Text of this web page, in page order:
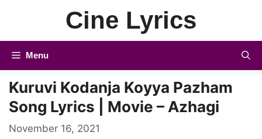
Cine Lyrics
Menu
Kuruvi Kodanja Koyya Pazham
Song Lyrics | Movie – Azhagi
November 16, 2021